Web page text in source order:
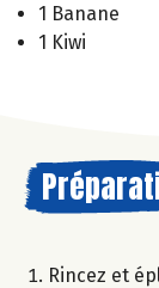
1 Banane
1 Kiwi
Rincez et